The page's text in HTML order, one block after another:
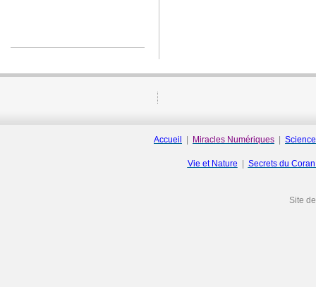
Accueil Miracles Numériques
Vie et Nature Secrets du
Site